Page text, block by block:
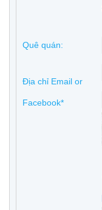
Quê quán:
Địa chỉ Email or
Facebook*